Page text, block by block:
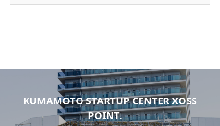
KUMAMOTO STARTUP CENTER XOSS
POINT.